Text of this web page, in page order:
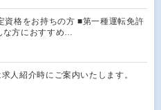
資格をお持ちの方 ■第一種運転免許
方におすすめ…
人紹介時にご案内いたします。